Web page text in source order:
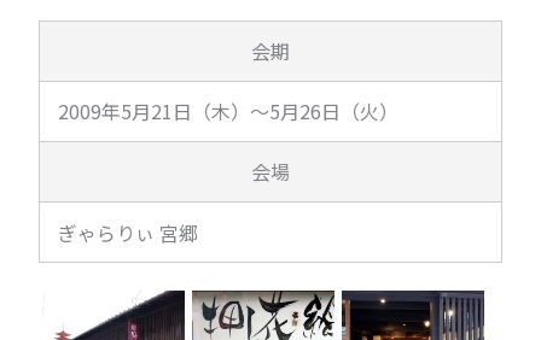
会期
2009年5月21日（木）～5月26日（火）
会場
ぎゃらりぃ 宮郷